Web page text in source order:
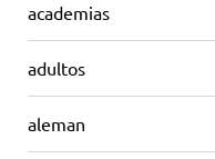
academias
adultos
aleman